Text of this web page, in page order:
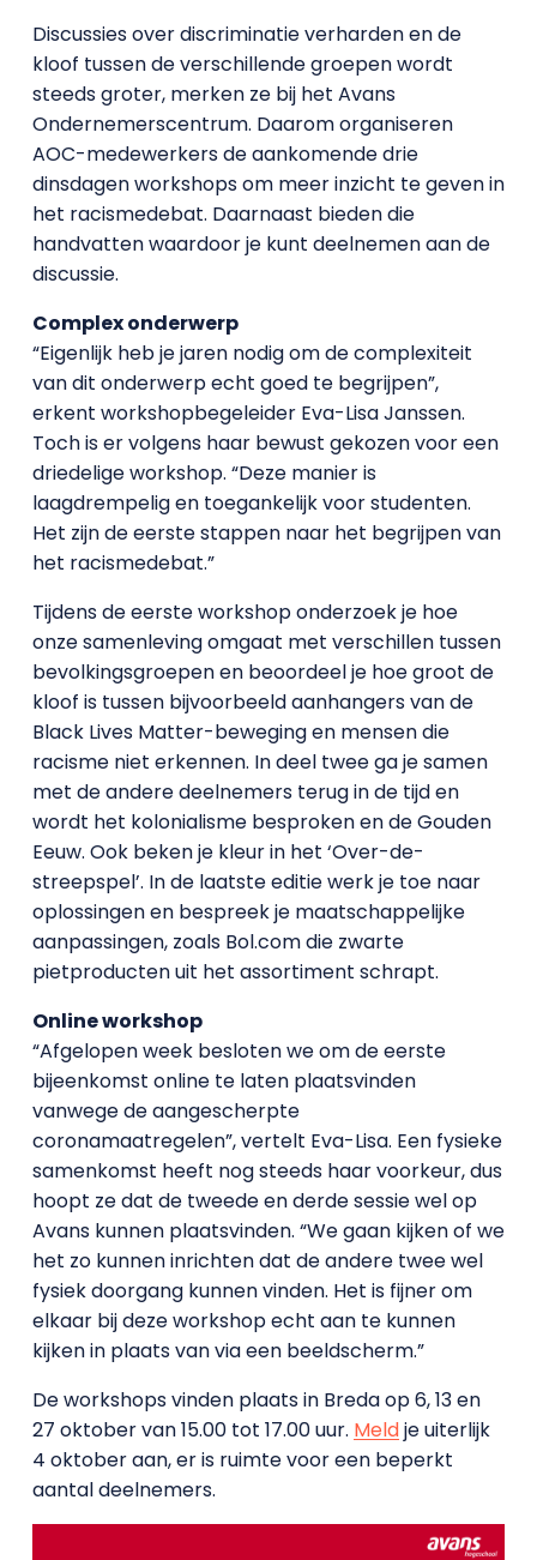
Discussies over discriminatie verharden en de
kloof tussen de verschillende groepen wordt
steeds groter, merken ze bij het Avans
Ondernemerscentrum. Daarom organiseren
AOC-medewerkers de aankomende drie
dinsdagen workshops om meer inzicht te geven in
het racismedebat. Daarnaast bieden die
handvatten waardoor je kunt deelnemen aan de
discussie.
Complex onderwerp
“Eigenlijk heb je jaren nodig om de complexiteit
van dit onderwerp echt goed te begrijpen”,
erkent workshopbegeleider Eva-Lisa Janssen.
Toch is er volgens haar bewust gekozen voor een
driedelige workshop. “Deze manier is
laagdrempelig en toegankelijk voor studenten.
Het zijn de eerste stappen naar het begrijpen van
het racismedebat.”
Tijdens de eerste workshop onderzoek je hoe
onze samenleving omgaat met verschillen tussen
bevolkingsgroepen en beoordeel je hoe groot de
kloof is tussen bijvoorbeeld aanhangers van de
Black Lives Matter-beweging en mensen die
racisme niet erkennen. In deel twee ga je samen
met de andere deelnemers terug in de tijd en
wordt het kolonialisme besproken en de Gouden
Eeuw. Ook beken je kleur in het ‘Over-de-
streepspel’. In de laatste editie werk je toe naar
oplossingen en bespreek je maatschappelijke
aanpassingen, zoals Bol.com die zwarte
pietproducten uit het assortiment schrapt.
Online workshop
“Afgelopen week besloten we om de eerste
bijeenkomst online te laten plaatsvinden
vanwege de aangescherpte
coronamaatregelen”, vertelt Eva-Lisa. Een fysieke
samenkomst heeft nog steeds haar voorkeur, dus
hoopt ze dat de tweede en derde sessie wel op
Avans kunnen plaatsvinden. “We gaan kijken of we
het zo kunnen inrichten dat de andere twee wel
fysiek doorgang kunnen vinden. Het is fijner om
elkaar bij deze workshop echt aan te kunnen
kijken in plaats van via een beeldscherm.”
De workshops vinden plaats in Breda op 6, 13 en
27 oktober van 15.00 tot 17.00 uur. Meldje uiterlijk
4 oktober aan, er is ruimte voor een beperkt
aantal deelnemers.